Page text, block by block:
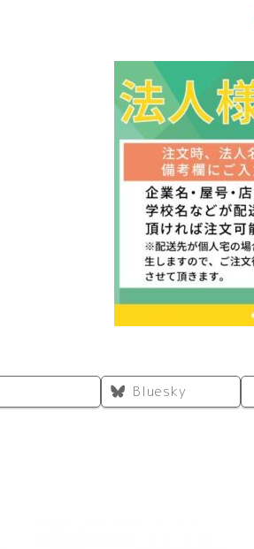
Bluesky